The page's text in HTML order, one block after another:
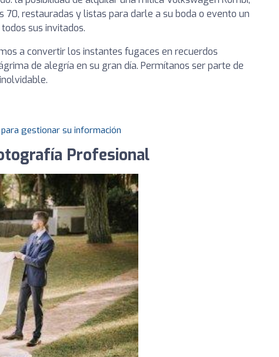
restauradas y listas para darle a su boda o evento un
sus invitados.
a convertir los instantes fugaces en recuerdos
de alegría en su gran día. Permítanos ser parte de
gestionar su información
Profesional